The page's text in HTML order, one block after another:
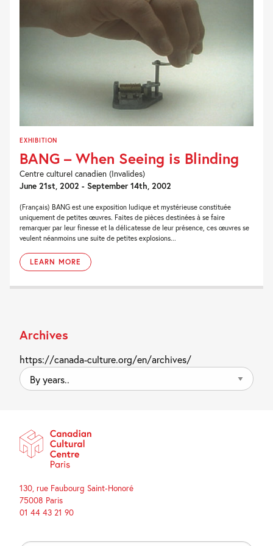
EXHIBITION
BANG – When Seeing is Blinding
Centre culturel canadien (Invalides)
June 21st, 2002 - September 14th, 2002
(Français) BANG est une exposition ludique et mystérieuse constituée
uniquement de petites œuvres. Faites de pièces destinées à se faire
remarquer par leur finesse et la délicatesse de leur présence, ces œuvres se
veulent néanmoins une suite de petites explosions...
LEARN MORE
Archives
https://canada-culture.org/en/archives/
By
years..
130, rue Faubourg Saint-Honoré
75008 Paris
01 44 43 21 90